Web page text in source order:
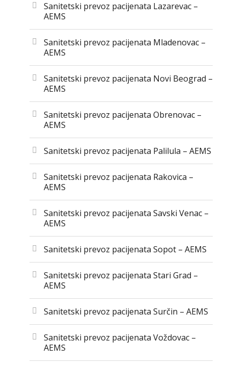
Sanitetski prevoz pacijenata Lazarevac –
AEMS
Sanitetski prevoz pacijenata Mladenovac –
AEMS
Sanitetski prevoz pacijenata Novi Beograd –
AEMS
Sanitetski prevoz pacijenata Obrenovac –
AEMS
Sanitetski prevoz pacijenata Palilula – AEMS
Sanitetski prevoz pacijenata Rakovica –
AEMS
Sanitetski prevoz pacijenata Savski Venac –
AEMS
Sanitetski prevoz pacijenata Sopot – AEMS
Sanitetski prevoz pacijenata Stari Grad –
AEMS
Sanitetski prevoz pacijenata Surčin – AEMS
Sanitetski prevoz pacijenata Voždovac –
AEMS